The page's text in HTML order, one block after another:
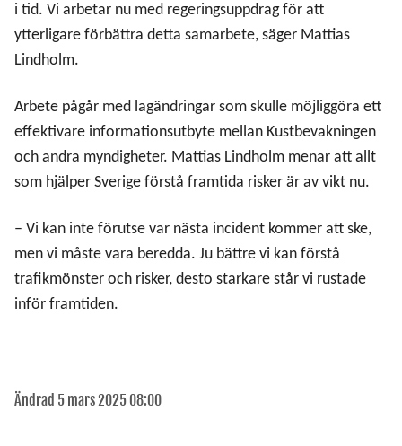
i tid. Vi arbetar nu med regeringsuppdrag för att
ytterligare förbättra detta samarbete, säger Mattias
Lindholm.
Arbete pågår med lagändringar som skulle möjliggöra ett
effektivare informationsutbyte mellan Kustbevakningen
och andra myndigheter. Mattias Lindholm menar att allt
som hjälper Sverige förstå framtida risker är av vikt nu.
– Vi kan inte förutse var nästa incident kommer att ske,
men vi måste vara beredda. Ju bättre vi kan förstå
trafikmönster och risker, desto starkare står vi rustade
inför framtiden.
Ändrad 5 mars 2025 08:00